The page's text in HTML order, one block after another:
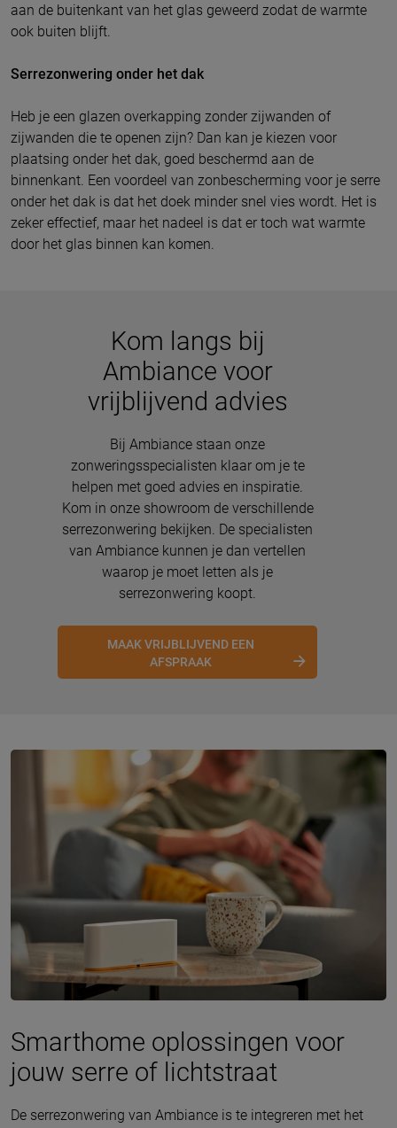
aan de buitenkant van het glas geweerd zodat de warmte
ook buiten blijft.
Serrezonwering onder het dak
Heb je een glazen overkapping zonder zijwanden of
zijwanden die te openen zijn? Dan kan je kiezen voor
plaatsing onder het dak, goed beschermd aan de
binnenkant. Een voordeel van zonbescherming voor je serre
onder het dak is dat het doek minder snel vies wordt. Het is
zeker effectief, maar het nadeel is dat er toch wat warmte
door het glas binnen kan komen.
Kom langs bij
Ambiance voor
vrijblijvend advies
Bij Ambiance staan onze
zonweringsspecialisten klaar om je te
helpen met goed advies en inspiratie.
Kom in onze showroom de verschillende
serrezonwering bekijken. De specialisten
van Ambiance kunnen je dan vertellen
waarop je moet letten als je
serrezonwering koopt.
MAAK VRIJBLIJVEND EEN
AFSPRAAK
Smarthome oplossingen voor
jouw serre of lichtstraat
De serrezonwering van Ambiance is te integreren met het